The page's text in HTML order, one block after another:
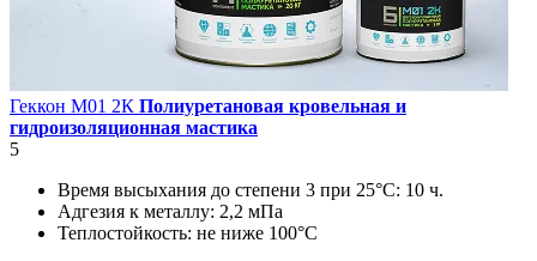
Геккон М01 2К Полиуретановая кровельная и
гидроизоляционная мастика
5
Время высыхания до степени 3 при 25°С: 10 ч.
Адгезия к металлу: 2,2 мПа
Теплостойкость: не ниже 100°С